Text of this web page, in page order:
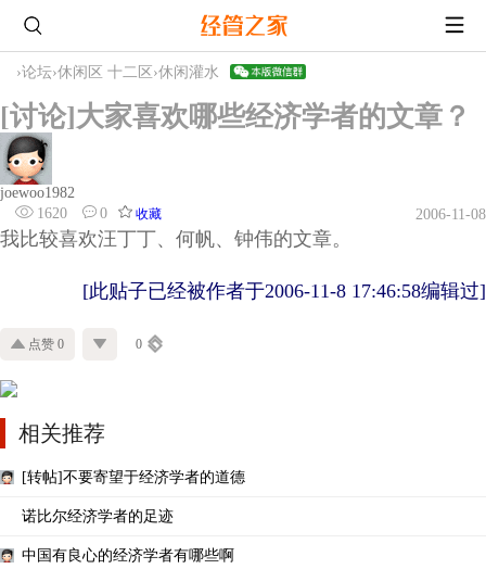
›论坛›休闲区 十二区 ›休闲灌水
[讨论]大家喜欢哪些经济学者的文章？
joewoo1982
1620
0 收藏 2006-11-08
我比较喜欢汪丁丁、何帆、钟伟的文章。
[此贴子已经被作者于2006-11-8 17:46:58编辑过]
点赞 0 0
相关推荐
[转帖]不要寄望于经济学者的道德
诺比尔经济学者的足迹
中国有良心的经济学者有哪些啊